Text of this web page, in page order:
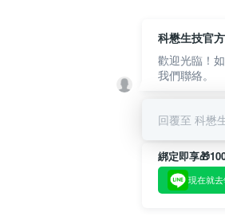
綁定即享
現在就去
科懋生技官
歡迎光臨！
我們聯絡。
回覆至 科懋